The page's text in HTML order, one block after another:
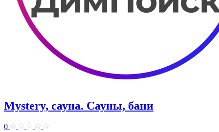
Mystery, сауна. Сауны, бани
0